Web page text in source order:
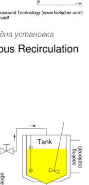
установка